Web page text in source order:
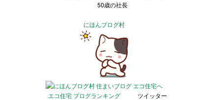
50歳の社長
にほんブログ村
エコ住宅 ブログランキング ツイッター